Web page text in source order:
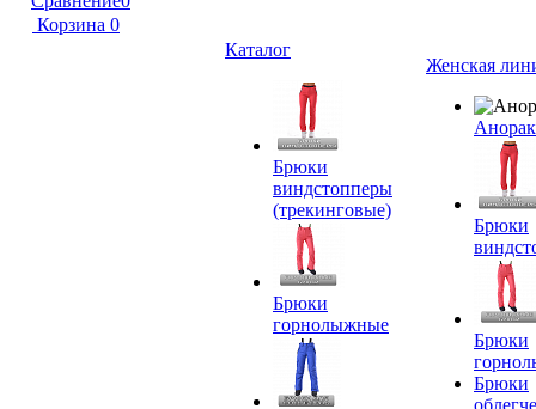
Корзина 0
Каталог
Брюки
виндстопперы
(трекинговые)
Брюки
горнолыжные
Женская
Брюки
Брюки
Брюки